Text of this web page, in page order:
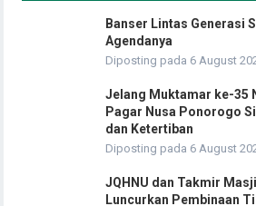
Banser Lintas Generasi
Agendanya
Diposting pada 6 August
Jelang Muktamar ke-35
Pagar Nusa Ponorogo
dan Ketertiban
Diposting pada 6 August
JQHNU dan Takmir
Luncurkan Pembinaan